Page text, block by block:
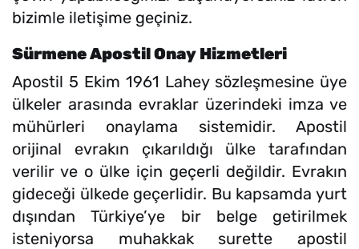
bizimle iletişime geçiniz.
Sürmene Apostil Onay Hizmetleri
Apostil 5 Ekim 1961 Lahey sözleşmesine üye
ülkeler arasında evraklar üzerindeki imza ve
mühürleri onaylama sistemidir. Apostil
orijinal evrakın çıkarıldığı ülke tarafından
verilir ve o ülke için geçerli değildir. Evrakın
gideceği ülkede geçerlidir. Bu kapsamda yurt
dışından Türkiye’ye bir belge getirilmek
isteniyorsa muhakkak surette apostil